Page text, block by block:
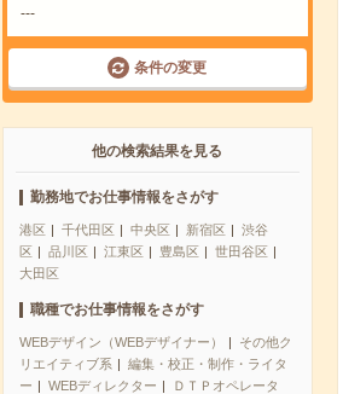
---
条件の変更
他の検索結果を見る
勤務地でお仕事情報をさがす
港区 千代田区 中央区 新宿区
渋谷
区
品川区 江東区 豊島区
世田谷区
大田区
職種でお仕事情報をさがす
WEBデザイン（WEBデザイナー）
その他ク
リエイティブ系
編集・校正・制作・ライタ
ー
WEBディレクター
ＤＴＰオペレータ